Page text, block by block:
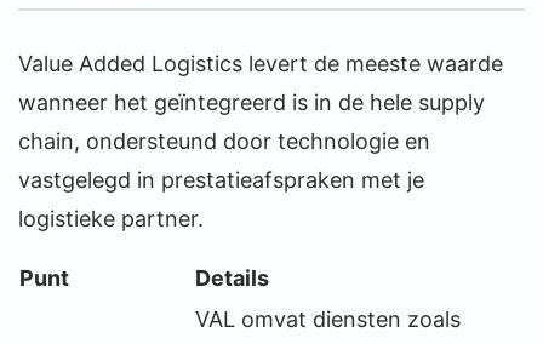
Value Added Logistics levert de meeste waarde
wanneer het geïntegreerd is in de hele supply
chain, ondersteund door technologie en
vastgelegd in prestatieafspraken met je
logistieke partner.
Punt Details
VAL omvat diensten zoals